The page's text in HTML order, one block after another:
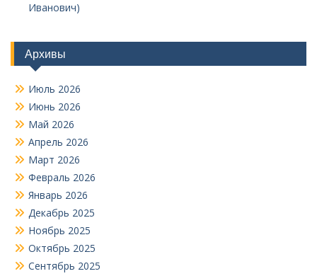
Иванович)
Архивы
Июль 2026
Июнь 2026
Май 2026
Апрель 2026
Март 2026
Февраль 2026
Январь 2026
Декабрь 2025
Ноябрь 2025
Октябрь 2025
Сентябрь 2025